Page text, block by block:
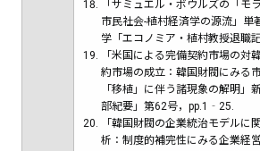
「サミュエル・ボウルズの「モ
市民社会-植村経済学の源流」単
学「エコノミア・植村教授退職
「米国による完備契約市場の対
約市場の成立：韓国財閥にみる
「移植」に伴う諸現象の解明」
部紀要」第62号，pp.1‐25.
「韓国財閥の企業統治モデルに
析：制度的補完性にみる企業経